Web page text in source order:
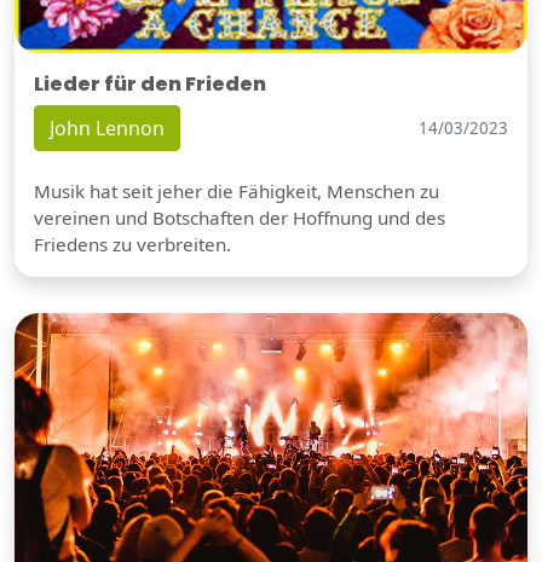
Lieder für den Frieden
John Lennon 14/03/2023
Musik hat seit jeher die Fähigkeit, Menschen zu
vereinen und Botschaften der Hoffnung und des
Friedens zu verbreiten.